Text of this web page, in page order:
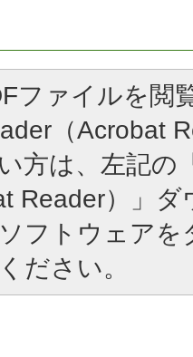
ファイルを閲
（Acrobat
方は、左記の
Reader）」
フトウェア
ださい。